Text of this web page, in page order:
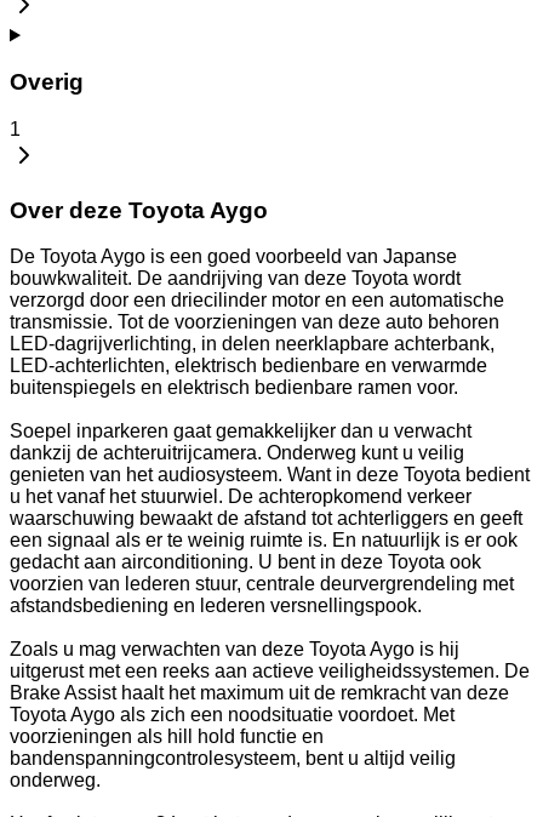
Overig
1
Over deze Toyota Aygo
De Toyota Aygo is een goed voorbeeld van Japanse
bouwkwaliteit. De aandrijving van deze Toyota wordt
verzorgd door een driecilinder motor en een automatische
transmissie. Tot de voorzieningen van deze auto behoren
LED-dagrijverlichting, in delen neerklapbare achterbank,
LED-achterlichten, elektrisch bedienbare en verwarmde
buitenspiegels en elektrisch bedienbare ramen voor.
Soepel inparkeren gaat gemakkelijker dan u verwacht
dankzij de achteruitrijcamera. Onderweg kunt u veilig
genieten van het audiosysteem. Want in deze Toyota bedient
u het vanaf het stuurwiel. De achteropkomend verkeer
waarschuwing bewaakt de afstand tot achterliggers en geeft
een signaal als er te weinig ruimte is. En natuurlijk is er ook
gedacht aan airconditioning. U bent in deze Toyota ook
voorzien van lederen stuur, centrale deurvergrendeling met
afstandsbediening en lederen versnellingspook.
Zoals u mag verwachten van deze Toyota Aygo is hij
uitgerust met een reeks aan actieve veiligheidssystemen. De
Brake Assist haalt het maximum uit de remkracht van deze
Toyota Aygo als zich een noodsituatie voordoet. Met
voorzieningen als hill hold functie en
bandenspanningcontrolesysteem, bent u altijd veilig
onderweg.